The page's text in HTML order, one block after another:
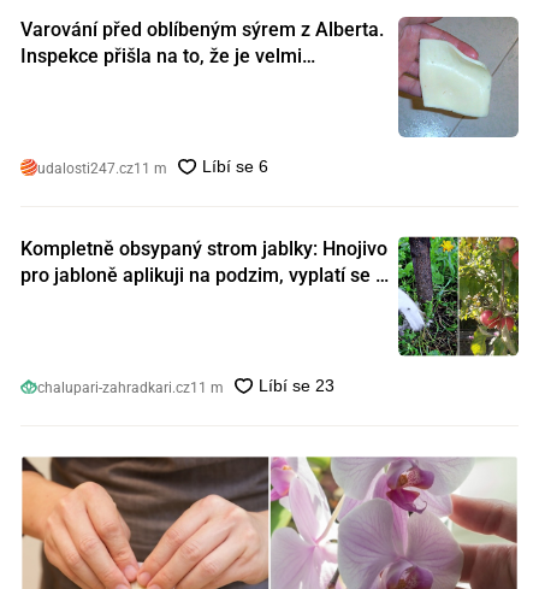
Varování před oblíbeným sýrem z Alberta.
Inspekce přišla na to, že je velmi
udalosti247.cz11 m
Kompletně obsypaný strom jablky: Hnojivo
pro jabloně aplikuji na podzim, vyplatí se s
chalupari-zahradkari.cz11 m